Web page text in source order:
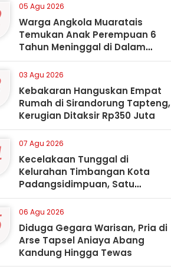
05 Agu 2026
Warga Angkola Muaratais
Temukan Anak Perempuan 6
Tahun Meninggal di Dalam
Sumur
03 Agu 2026
Kebakaran Hanguskan Empat
Rumah di Sirandorung Tapteng,
Kerugian Ditaksir Rp350 Juta
07 Agu 2026
Kecelakaan Tunggal di
Kelurahan Timbangan Kota
Padangsidimpuan, Satu
Penumpang Tewas
06 Agu 2026
Diduga Gegara Warisan, Pria di
Arse Tapsel Aniaya Abang
Kandung Hingga Tewas